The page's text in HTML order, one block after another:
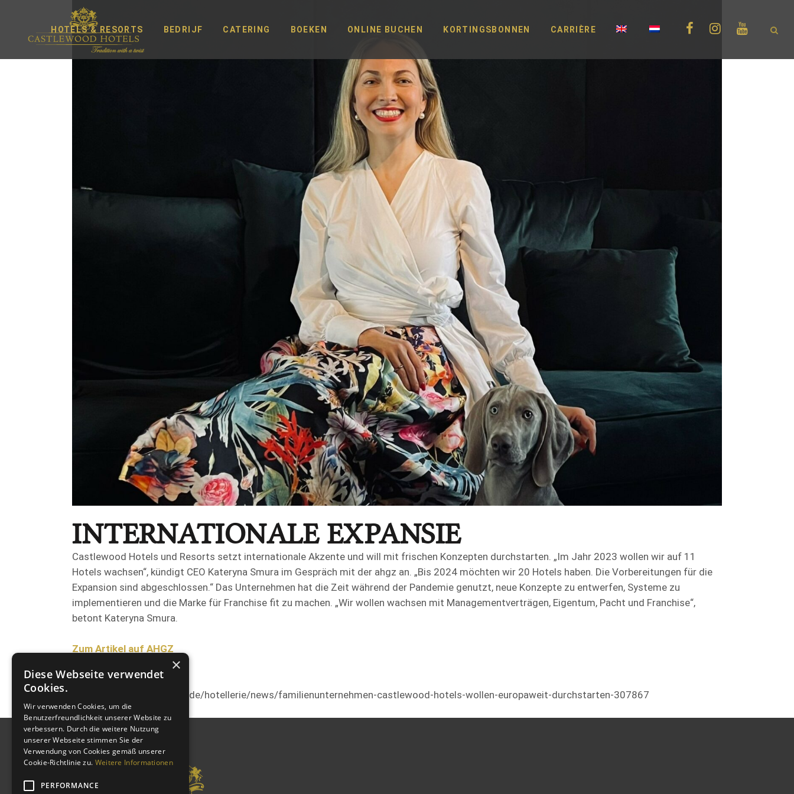
HOTELS & RESORTS BEDRIJF CATERING BOEKEN ONLINE BUCHEN KORTINGSBONNEN CARRIÈRE
INTERNATIONALE EXPANSIE
Castlewood Hotels und Resorts setzt internationale Akzente und will mit frischen Konzepten durchstarten. „Im Jahr 2023 wollen wir auf 11
Hotels wachsen“, kündigt CEO Kateryna Smura im Gespräch mit der ahgz an. „Bis 2024 möchten wir 20 Hotels haben. Die Vorbereitungen für die
Expansion sind abgeschlossen.“ Das Unternehmen hat die Zeit während der Pandemie genutzt, neue Konzepte zu entwerfen, Systeme zu
implementieren und die Marke für Franchise fit zu machen. „Wir wollen wachsen mit Managementverträgen, Eigentum, Pacht und Franchise“,
betont Kateryna Smura.
Zum Artikel auf AHGZ
https://www.ahgz.de/hotellerie/news/familienunternehmen-castlewood-hotels-wollen-europaweit-durchstarten-307867
×
Diese Webseite verwendet
Cookies.
Wir verwenden Cookies, um die
Benutzerfreundlichkeit unserer Website zu
verbessern. Durch die weitere Nutzung
unserer Webseite stimmen Sie der
Verwendung von Cookies gemäß unserer
Cookie-Richtlinie zu. Weitere Informationen
PERFORMANCE